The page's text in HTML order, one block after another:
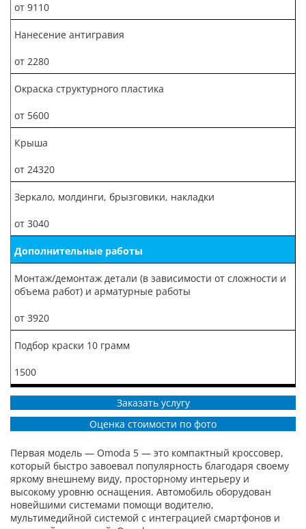
от 9110
Нанесение антигравия
от 2280
Окраска структурного пластика
от 5600
Крыша
от 24320
Зеркало, молдинги, брызговики, накладки
от 3040
Дополнительные работы
Монтаж/демонтаж детали (в зависимости от сложности и
объема работ) и арматурные работы
от 3920
Подбор краски 10 грамм
1500
Заказать услугу
Оценка стоимости по фото
Первая модель — Omoda 5 — это компактный кроссовер,
который быстро завоевал популярность благодаря своему
яркому внешнему виду, просторному интерьеру и
высокому уровню оснащения. Автомобиль оборудован
новейшими системами помощи водителю,
мультимедийной системой с интеграцией смартфонов и